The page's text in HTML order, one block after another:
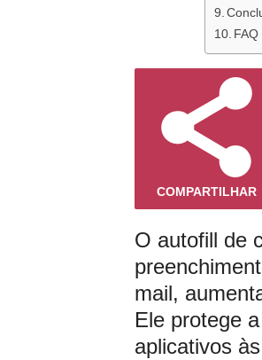
COMPARTILHAR
O autofill de
mail,
Ele protege
aplicativos